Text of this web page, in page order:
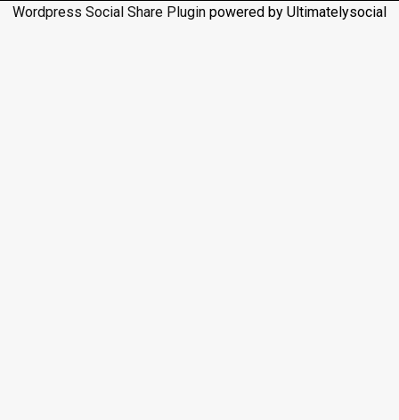
Wordpress Social Share Plugin powered by Ultimatelysocial